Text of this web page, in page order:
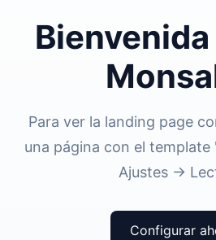
Bienvenida
Para ver la landing page
una página con el template
Ajustes →
Configurar